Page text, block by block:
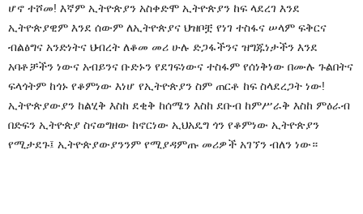
ሆኖ ተሾመ! እኛም ኢትዮጵያን አስቀድሞ ኢትዮጵያን ከፍ ላደረገ እንደ
ኢትዮጵያዊም እንደ ሰውም ለኢትዮጵያና ህዝቦቿ የነገ ተስፋና ሠላም ፍቅርና
ብልፅግና አንድነትና ህብረት ለቆመ መሪ ሁሉ ድጋፋችንና ዝግጁነታችን እንደ
አባቶቻችን ነውና አብይንና ቡድኑን የደገፍነውና ተስፋም የሰነቅነው በሙሉ ጉልበትና
ፍላጎትም ከጎኑ የቆምነው እነሆ የኢትዮጵያን ስም ጠርቶ ከፍ ስላደረጋት ነው!
ኢትዮጵያውያን ከልሂቅ እስከ ደቂቅ ከሰሜን እስከ ደቡብ ከምሥራቅ እስከ ምዕራብ
በድፍን ኢትዮጵያ ስናወግዘው ከኖርነው ኢህአዴግ ጎን የቆምነው ኢትዮጵያን
የሚታደጉ፤ ኢትዮጵያውያንንም የሚያዳምጡ መሪዎች አገኘን ብለን ነው።